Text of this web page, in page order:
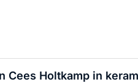
Cees Holtkamp in